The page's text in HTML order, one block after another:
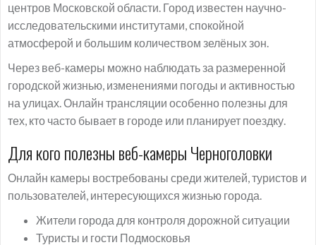
центров Московской области. Город известен научно-
исследовательскими институтами, спокойной
атмосферой и большим количеством зелёных зон.
Через веб-камеры можно наблюдать за размеренной
городской жизнью, изменениями погоды и активностью
на улицах. Онлайн трансляции особенно полезны для
тех, кто часто бывает в городе или планирует поездку.
Для кого полезны веб-камеры Черноголовки
Онлайн камеры востребованы среди жителей, туристов и
пользователей, интересующихся жизнью города.
Жители города для контроля дорожной ситуации
Туристы и гости Подмосковья